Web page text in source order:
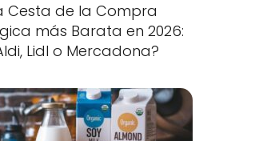
Cesta de la Compra
más Barata en 2026:
Lidl o Mercadona?